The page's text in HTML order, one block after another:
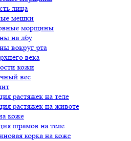
лица
мешки
морщины
на лбу
вокруг рта
века
кожи
вес
растяжек на теле
растяжек на животе
коже
шрамов на теле
корка на коже